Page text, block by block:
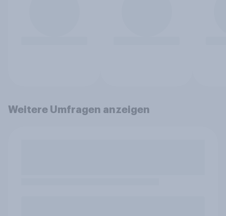
Weitere Umfragen anzeigen